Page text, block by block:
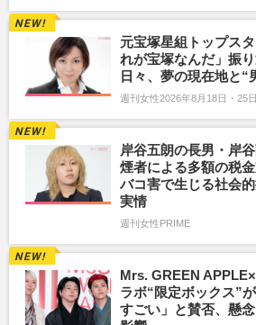
元宝塚星組トップス
れが宝塚なんだ」振
日々、夢の現在地と“
週刊女性2026年8月18日・25
岸谷五朗の長男・岸
煙者による多額の税
バコ害で生じる社会
実情
週刊女性PRIME
Mrs. GREEN
ラボ“限定ボックス”
すごい」と賛否、懸